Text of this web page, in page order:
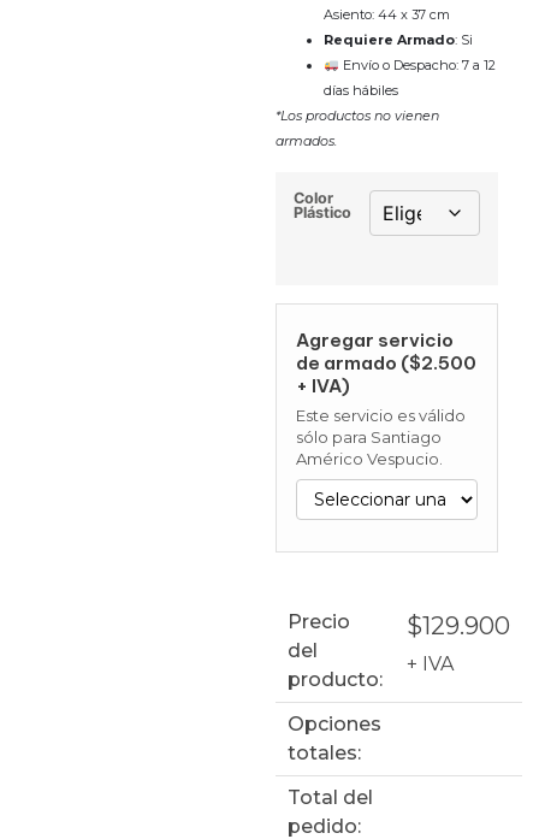
Asiento: 44 x 37 cm
Requiere Armado: Si
Envío o Despacho: 7 a 12
días hábiles
*Los productos no vienen
armados.
Color
Plástico
Agregar servicio
de armado ($2.500
+ IVA)
Este servicio es válido
sólo para Santiago
Américo Vespucio.
Precio
del
producto:
$129.900
+ IVA
Opciones
totales:
Total del
pedido: